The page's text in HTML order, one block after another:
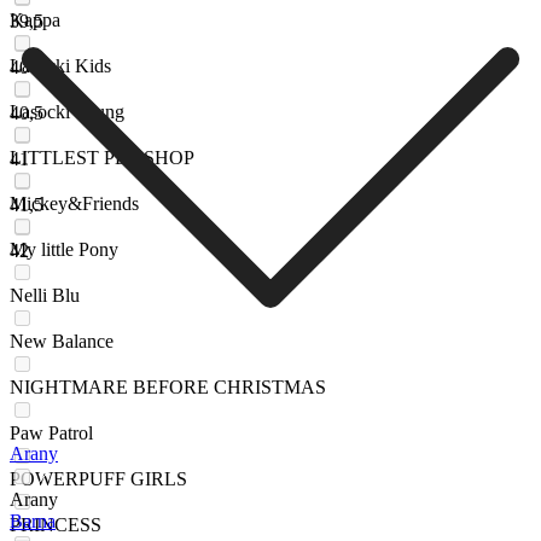
39,5
40
40,5
41
41,5
42
Kappa
Lasocki Kids
Lasocki Young
LITTLEST PET SHOP
Mickey&Friends
My little Pony
Nelli Blu
New Balance
NIGHTMARE BEFORE CHRISTMAS
Paw Patrol
POWERPUFF GIRLS
PRINCESS
Arany
Arany
Barna